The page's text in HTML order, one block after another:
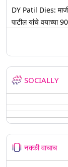
DY Patil Dies: माजी
पाटील यांचे वयाच्या 90
SOCIALLY
नक्की वाचाच